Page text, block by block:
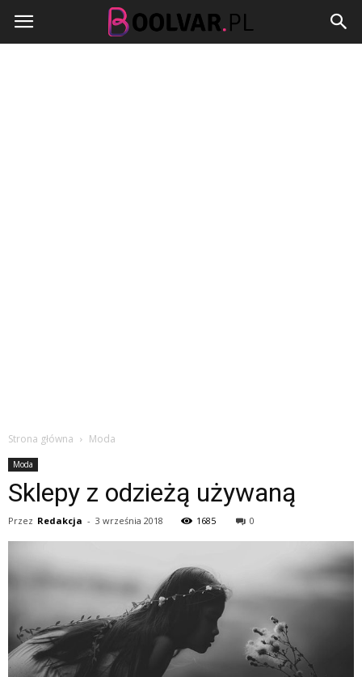
Boolvar.pl
Strona główna Moda
Moda
Sklepy z odzieżą używaną
Przez Redakcja - 3 września 2018 1685 0